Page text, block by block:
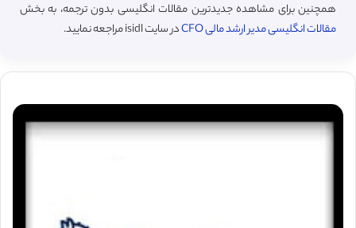
همچنین برای مشاهده جدیدترین مقالات انگلیسی بدون ترجمه، به بخش
مقالات انگلیسی مدیر ارشد مالی CFO
در سایت isidl مراجعه نمایید.